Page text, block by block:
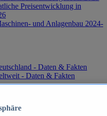
Preisentwicklung in
und Anlagenbau 2024-
- Daten & Fakten
- Daten & Fakten